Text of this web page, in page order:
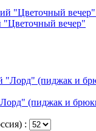
"Цветочный вечер"
(пиджак и
: